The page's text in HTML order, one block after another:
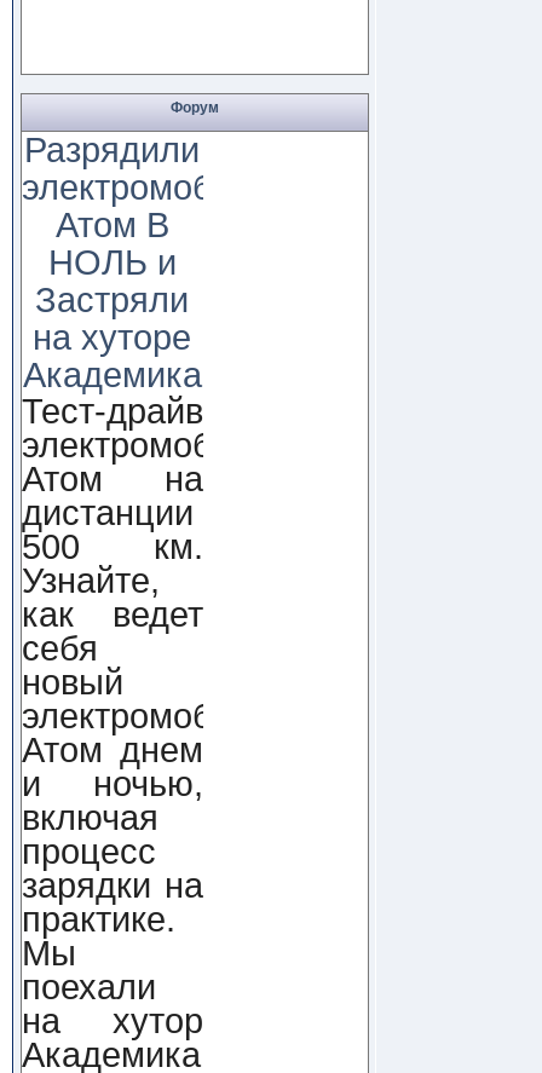
Форум
Разрядили
электромобиль
Атом В
НОЛЬ и
Застряли
на хуторе
Академика
Тест-драйв
электромобиля
Атом на
дистанции
500 км.
Узнайте,
как ведет
себя
новый
электромобиль
Атом днем
и ночью,
включая
процесс
зарядки на
практике.
Мы
поехали
на хутор
Академика,